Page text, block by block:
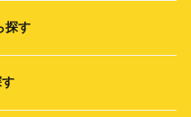
探す